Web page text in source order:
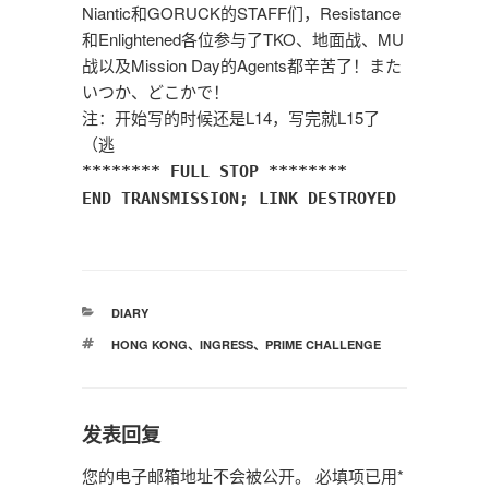
Niantic和GORUCK的STAFF们，Resistance
和Enlightened各位参与了TKO、地面战、MU
战以及Mission Day的Agents都辛苦了！また
いつか、どこかで！
注：开始写的时候还是L14，写完就L15了
（逃
******** FULL STOP ********
END TRANSMISSION; LINK DESTROYED
分
DIARY
标
HONG KONG、INGRESS、PRIME CHALLENGE
发表回复
您的电子邮箱地址不会被公开。 必填项已用*